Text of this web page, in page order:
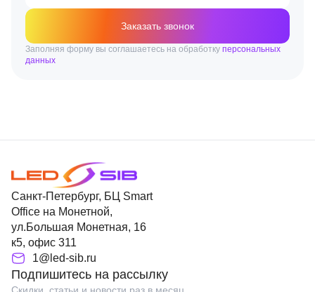
Заказать звонок
Заполняя форму вы соглашаетесь на обработку персональных
данных
Санкт-Петербург, БЦ Smart
Office на Монетной,
ул.Большая Монетная, 16
к5, офис 311
1@led-sib.ru
Подпишитесь на рассылку